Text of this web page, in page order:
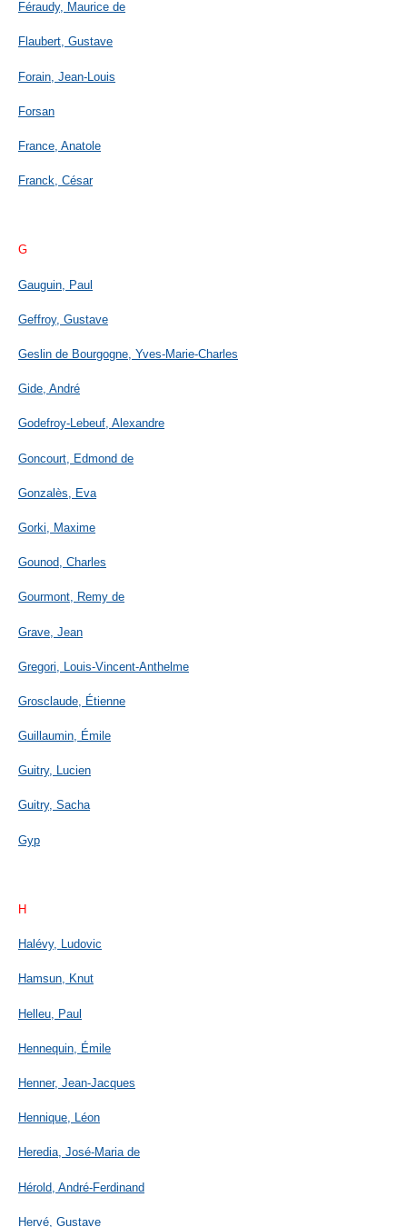
Féraudy, Maurice de
Flaubert, Gustave
Forain, Jean-Louis
Forsan
France, Anatole
Franck, César
G
Gauguin, Paul
Geffroy, Gustave
Geslin de Bourgogne, Yves-Marie-Charles
Gide, André
Godefroy-Lebeuf, Alexandre
Goncourt, Edmond de
Gonzalès, Eva
Gorki, Maxime
Gounod, Charles
Gourmont, Remy de
Grave, Jean
Gregori, Louis-Vincent-Anthelme
Grosclaude, Étienne
Guillaumin, Émile
Guitry, Lucien
Guitry, Sacha
Gyp
H
Halévy, Ludovic
Hamsun, Knut
Helleu, Paul
Hennequin, Émile
Henner, Jean-Jacques
Hennique, Léon
Heredia, José-Maria de
Hérold, André-Ferdinand
Hervé, Gustave